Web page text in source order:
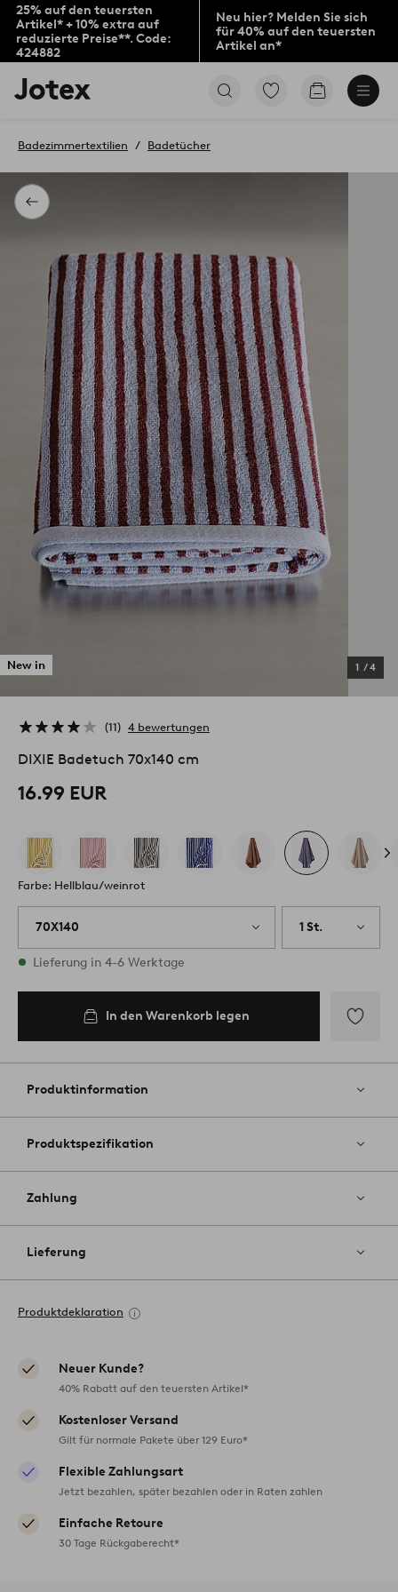
25% auf den teuersten
Artikel* + 10% extra auf
reduzierte Preise**. Code:
424882
Neu hier? Melden Sie sich
für 40% auf den teuersten
Artikel an*
Jotex-
Logo
Startseite
Zu
Produkten
Zum
Zurück
Badezimmertextilien Badetücher
New in 1 /4
11 4 bewertungen
DIXIE Badetuch 70x140 cm
16.99 EUR
Farbe: Hellblau/weinrot
70X140 1 St.
Vorrätig
Lieferung in 4-6 Werktage
In den Warenkorb legen
Favoriten
Produktinformation
Produktspezifikation
Zahlung
Lieferung
Produktdeklaration
Neuer Kunde?
40% Rabatt auf den teuersten Artikel*
Kostenloser Versand
Gilt für normale Pakete über 129 Euro*
Flexible Zahlungsart
Jetzt bezahlen, später bezahlen oder in Raten zahlen
Einfache Retoure
30 Tage Rückgaberecht*